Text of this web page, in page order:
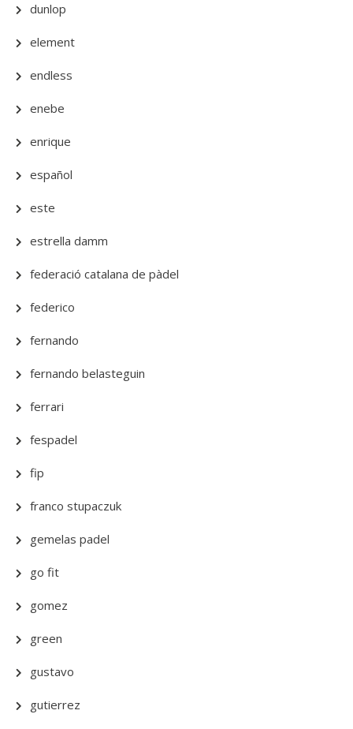
dunlop
element
endless
enebe
enrique
español
este
estrella damm
federació catalana de pàdel
federico
fernando
fernando belasteguin
ferrari
fespadel
fip
franco stupaczuk
gemelas padel
go fit
gomez
green
gustavo
gutierrez